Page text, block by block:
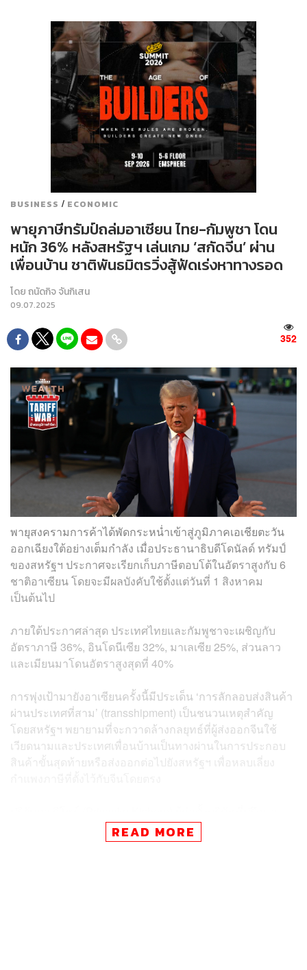
BUSINESS / ECONOMIC
พายุภาษีทรัมป์ถล่มอาเซียน ไทย-กัมพูชา โดน
หนัก 36% หลังสหรัฐฯ เล่นเกม ‘สกัดจีน’ ผ่าน
เพื่อนบ้าน ชาติพันธมิตรวิ่งสู้ฟัดเร่งหาทางรอด
โดยถนัดกิจ จันกิเสน
09.07.2025
352
พายุสงครามการค้าได้พัดกระหน่ำเข้าสู่ภูมิภาคเอเชียตะวัน
ออกเฉียงใต้อย่างเต็มกำลัง เมื่อประธานาธิบดีโดนัลด์ ทรัมป์
ของสหรัฐฯ ประกาศจะเรียกเก็บภาษีตอบโต้ในอัตราสูงกับ 6
ชาติอาเซียน โดยจะมีผลบังคับใช้ตั้งแต่วันที่ 1 สิงหาคม
เป็นต้นไป
ภายใต้ประกาศล่าสุด ประเทศไทยและกัมพูชาจะเผชิญกับ
อัตราภาษี 36%, อินโดนีเซีย 32%, มาเลเซีย 25%, ส่วนลาว
และเมียนมาโดนอัตราสูงสุดที่ 40%
การพุ่งเป้ามายังอาเซียนครั้งนี้มีประเด็น ‘การลักลอบส่งสินค้า
ผ่านประเทศที่สาม’ (transshipment) เป็นชนวนเหตุสำคัญ
โดยสหรัฐฯ พยายามที่จะกวาดล้างกลยุทธ์ที่ผู้ส่งออกจีนใช้
เวียดนามและประเทศเพื่อนบ้านเป็นทางผ่านในการประกอบ
สินค้าขั้นสุดท้ายหรือส่งออกต่อไปยังสหรัฐฯ เพื่อหลบเลี่ยง
Asia Decoded วิเคราะห์ว่า สถานการณ์นี้ทำให้อาเซียนตก
อยู่ในภาวะที่ยากลำบากอย่างยิ่ง เพราะหากร่วมมือกับสหรัฐฯ
READ MORE